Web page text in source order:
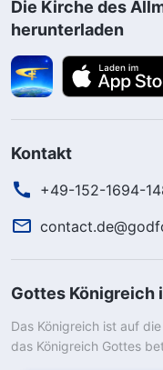
Die Kirche des
herunterladen
Kontakt
+49-152-1694-
Gottes Königreich
Das Königreich ist auf
das Königreich Gottes